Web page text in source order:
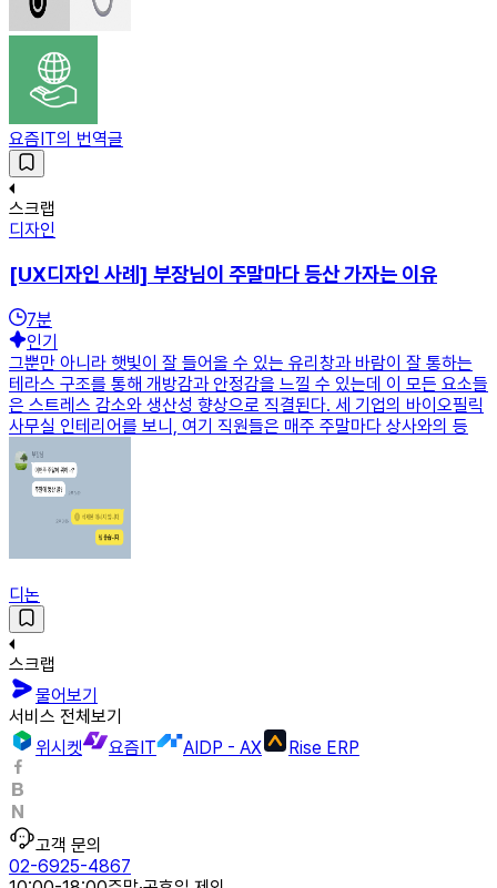
요즘IT의 번역글
스크랩
디자인
[UX디자인 사례] 부장님이 주말마다 등산 가자는 이유
7분
인기
그뿐만 아니라 햇빛이 잘 들어올 수 있는 유리창과 바람이 잘 통하는
테라스 구조를 통해 개방감과 안정감을 느낄 수 있는데 이 모든 요소들
은 스트레스 감소와 생산성 향상으로 직결된다. 세 기업의 바이오필릭
사무실 인테리어를 보니, 여기 직원들은 매주 주말마다 상사와의 등
디논
스크랩
물어보기
서비스 전체보기
위시켓
요즘IT AIDP - AX Rise ERP
고객 문의
02-6925-4867